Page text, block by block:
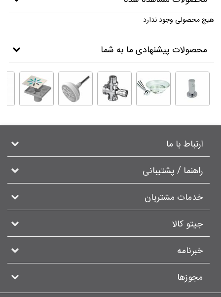
هیچ محصولی وجود ندارد
محصولات پیشنهادی ما به شما
ارتباط با ما
راهنما / پشتیبانی
خدمات مشتریان
جیتو کالا
خبرنامه
مجوزها